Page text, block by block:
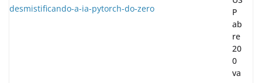
P
ab
re
20
0
va